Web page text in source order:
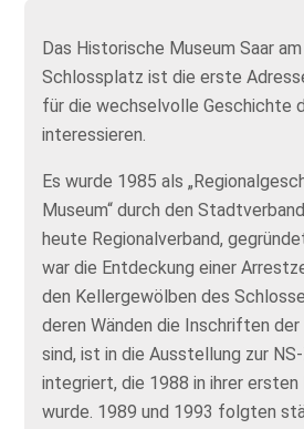
Das Historische Museum Saar
Schlossplatz ist die erste
für die wechselvolle Geschichte
interessieren.
Es wurde 1985 als
Museum“ durch den
heute Regionalverband,
war die Entdeckung einer
den Kellergewölben des
deren Wänden die Inschriften
sind, ist in die Ausstellung zur
integriert, die 1988 in ihrer
wurde. 1989 und 1993 folgten